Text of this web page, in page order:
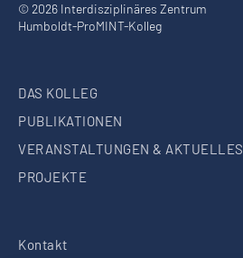
© 2026 Interdisziplinäres Zentrum
Humboldt-ProMINT-Kolleg
DAS KOLLEG
PUBLIKATIONEN
VERANSTALTUNGEN & AKTUELLES
PROJEKTE
Kontakt